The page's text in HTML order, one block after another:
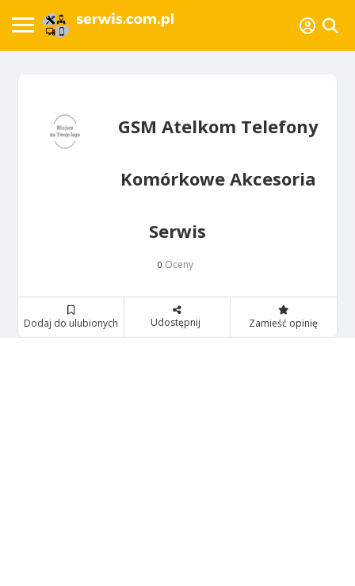
GSM Atelkom Telefony
Komórkowe Akcesoria
Serwis
0 Oceny
Dodaj do ulubionych Udostępnij Zamieść opinię